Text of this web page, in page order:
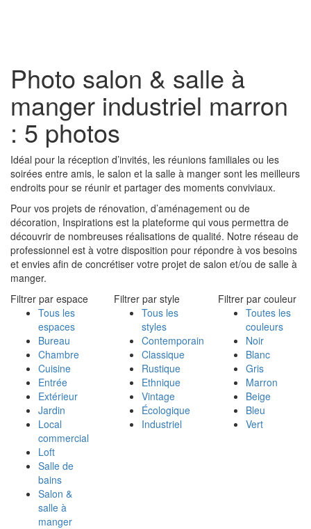
Photo salon & salle à
manger industriel marron
: 5 photos
Idéal pour la réception d’invités, les réunions familiales ou les
soirées entre amis, le salon et la salle à manger sont les meilleurs
endroits pour se réunir et partager des moments conviviaux.
Pour vos projets de rénovation, d’aménagement ou de
décoration, Inspirations est la plateforme qui vous permettra de
découvrir de nombreuses réalisations de qualité. Notre réseau de
professionnel est à votre disposition pour répondre à vos besoins
et envies afin de concrétiser votre projet de salon et/ou de salle à
manger.
Filtrer par espace
Tous les
espaces
Bureau
Chambre
Cuisine
Entrée
Extérieur
Jardin
Local
commercial
Loft
Salle de
bains
Salon &
salle à
manger
Filtrer par style
Tous les
styles
Contemporain
Classique
Rustique
Ethnique
Vintage
Écologique
Industriel
Filtrer par couleur
Toutes les
couleurs
Noir
Blanc
Gris
Marron
Beige
Bleu
Vert